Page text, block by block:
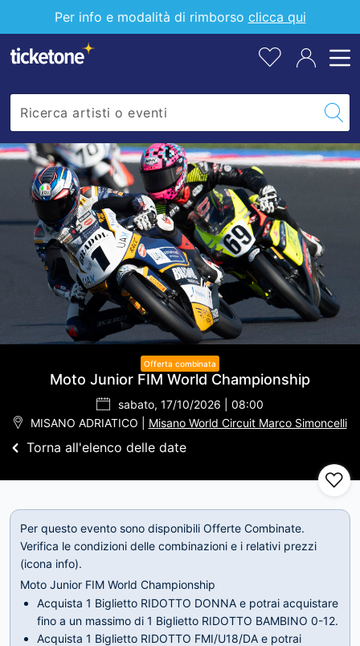
Per info e modalità di rimborso clicca qui
World
Championship
Offerta combinata
Moto Junior FIM World Championship
sabato, 17/10/2026 | 08:00
MISANO ADRIATICO | Misano World Circuit Marco Simoncelli
Torna all'elenco delle date
Per questo evento sono disponibili Offerte Combinate.
Verifica le condizioni delle combinazioni e i relativi prezzi
(icona info).
Moto Junior FIM World Championship
Acquista 1 Biglietto RIDOTTO DONNA e potrai acquistare
fino a un massimo di 1 Biglietto RIDOTTO BAMBINO 0-12.
Acquista 1 Biglietto RIDOTTO FMI/U18/DA e potrai